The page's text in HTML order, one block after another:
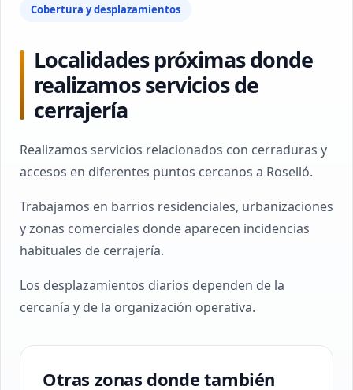
Cobertura y desplazamientos
Localidades próximas donde
realizamos servicios de
cerrajería
Realizamos servicios relacionados con cerraduras y
accesos en diferentes puntos cercanos a Roselló.
Trabajamos en barrios residenciales, urbanizaciones
y zonas comerciales donde aparecen incidencias
habituales de cerrajería.
Los desplazamientos diarios dependen de la
cercanía y de la organización operativa.
Otras zonas donde también